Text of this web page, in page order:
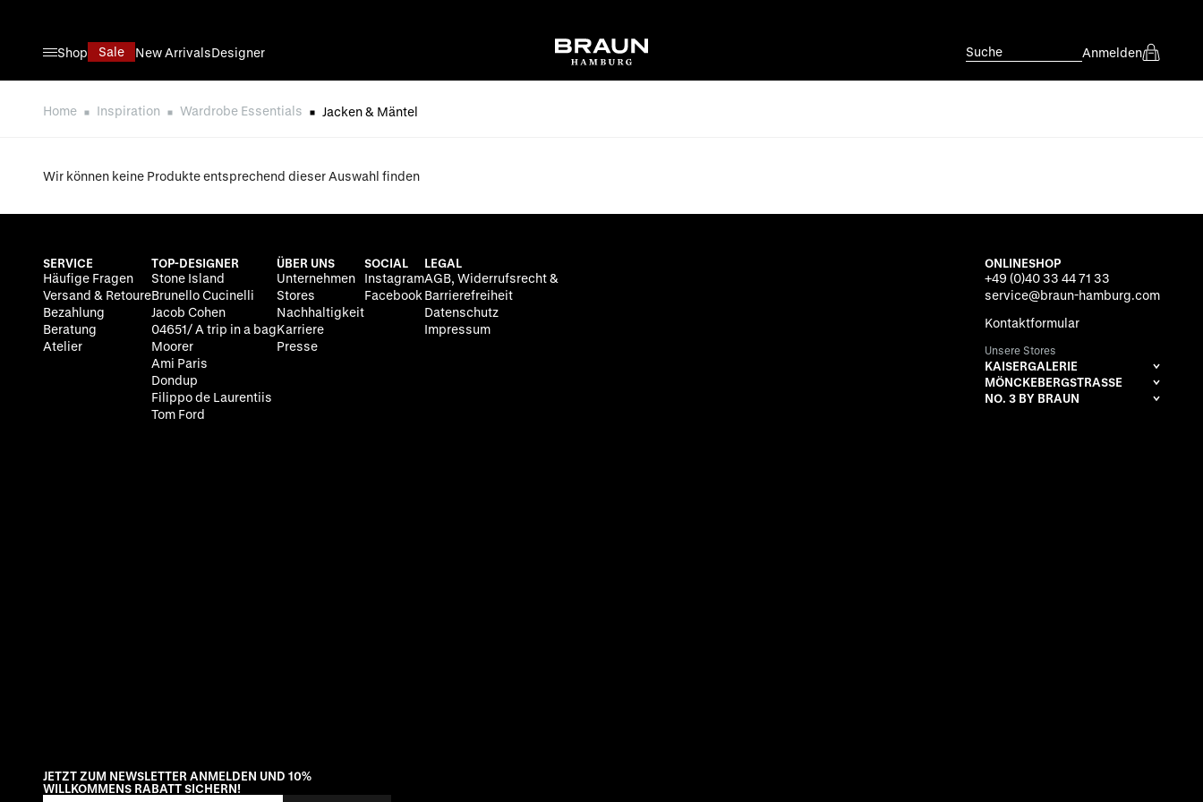
Shop
Sale New ArrivalsDesigner Suche Anmelden
Home Inspiration Wardrobe Essentials Jacken & Mäntel
Wir können keine Produkte entsprechend dieser Auswahl finden
SERVICE
Häufige Fragen
Versand & Retoure
Bezahlung
Beratung
Atelier
TOP-DESIGNER
Stone Island
Brunello Cucinelli
Jacob Cohen
04651/ A trip in a bag
Moorer
Ami Paris
Dondup
Filippo de Laurentiis
Tom Ford
ÜBER UNS
Unternehmen
Stores
Nachhaltigkeit
Karriere
Presse
SOCIAL
Instagram
Facebook
LEGAL
AGB, Widerrufsrecht &
Barrierefreiheit
Datenschutz
Impressum
ONLINESHOP
+49 (0)40 33 44 71 33
service@braun-hamburg.com
Kontaktformular
Unsere Stores
KAISERGALERIE
MÖNCKEBERGSTRASSE
NO. 3 BY BRAUN
JETZT ZUM NEWSLETTER ANMELDEN UND 10%
WILLKOMMENS RABATT SICHERN!